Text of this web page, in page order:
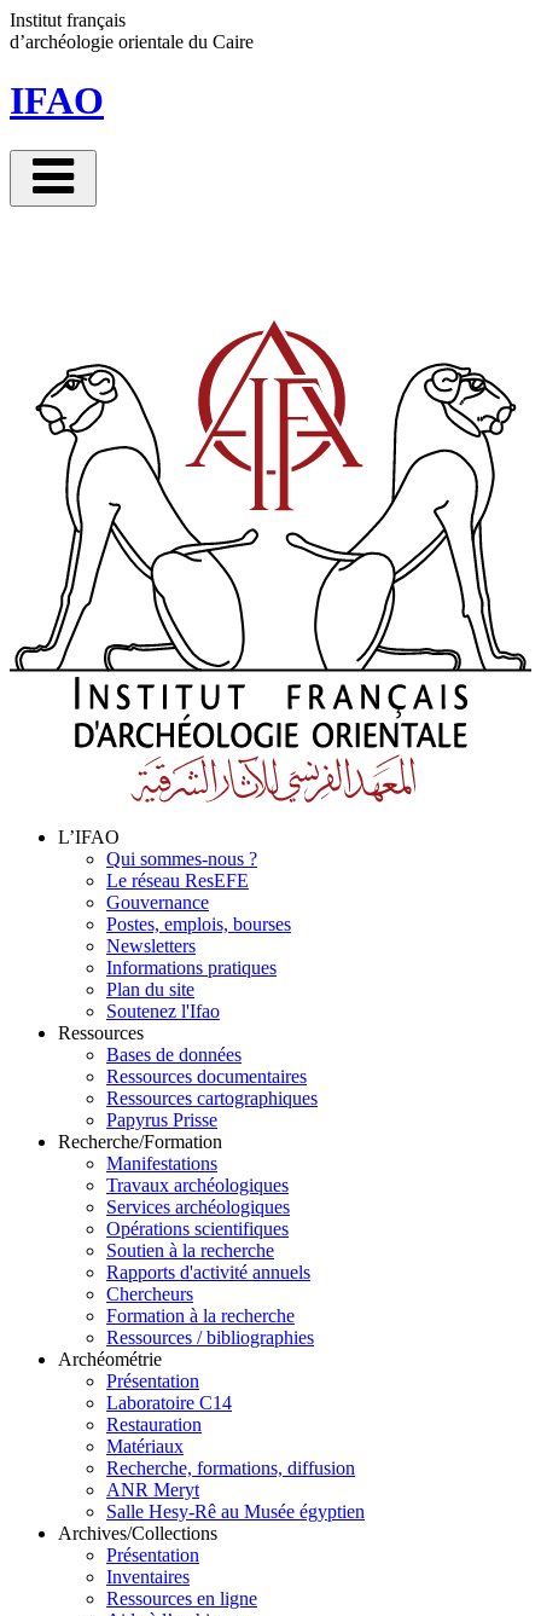
Institut français
d’archéologie orientale du Caire
IFAO
L’IFAO
Qui sommes-nous ?
Le réseau ResEFE
Gouvernance
Postes, emplois, bourses
Newsletters
Informations pratiques
Plan du site
Soutenez l'Ifao
Ressources
Bases de données
Ressources documentaires
Ressources cartographiques
Papyrus Prisse
Recherche/Formation
Manifestations
Travaux archéologiques
Services archéologiques
Opérations scientifiques
Soutien à la recherche
Rapports d'activité annuels
Chercheurs
Formation à la recherche
Ressources / bibliographies
Archéométrie
Présentation
Laboratoire C14
Restauration
Matériaux
Recherche, formations, diffusion
ANR Meryt
Salle Hesy-Rê au Musée égyptien
Archives/Collections
Présentation
Inventaires
Ressources en ligne
Panneau de gestion des cookies